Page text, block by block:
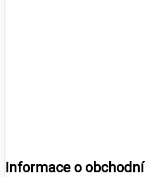
Informace o